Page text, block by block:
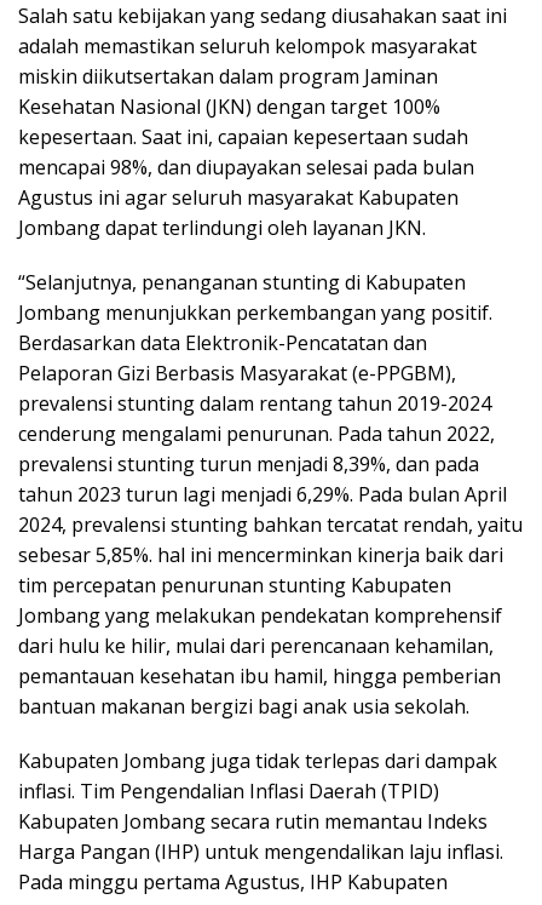
Salah satu kebijakan yang sedang diusahakan saat ini
adalah memastikan seluruh kelompok masyarakat
miskin diikutsertakan dalam program Jaminan
Kesehatan Nasional (JKN) dengan target 100%
kepesertaan. Saat ini, capaian kepesertaan sudah
mencapai 98%, dan diupayakan selesai pada bulan
Agustus ini agar seluruh masyarakat Kabupaten
Jombang dapat terlindungi oleh layanan JKN.
“Selanjutnya, penanganan stunting di Kabupaten
Jombang menunjukkan perkembangan yang positif.
Berdasarkan data Elektronik-Pencatatan dan
Pelaporan Gizi Berbasis Masyarakat (e-PPGBM),
prevalensi stunting dalam rentang tahun 2019-2024
cenderung mengalami penurunan. Pada tahun 2022,
prevalensi stunting turun menjadi 8,39%, dan pada
tahun 2023 turun lagi menjadi 6,29%. Pada bulan April
2024, prevalensi stunting bahkan tercatat rendah, yaitu
sebesar 5,85%. hal ini mencerminkan kinerja baik dari
tim percepatan penurunan stunting Kabupaten
Jombang yang melakukan pendekatan komprehensif
dari hulu ke hilir, mulai dari perencanaan kehamilan,
pemantauan kesehatan ibu hamil, hingga pemberian
bantuan makanan bergizi bagi anak usia sekolah.
Kabupaten Jombang juga tidak terlepas dari dampak
inflasi. Tim Pengendalian Inflasi Daerah (TPID)
Kabupaten Jombang secara rutin memantau Indeks
Harga Pangan (IHP) untuk mengendalikan laju inflasi.
Pada minggu pertama Agustus, IHP Kabupaten